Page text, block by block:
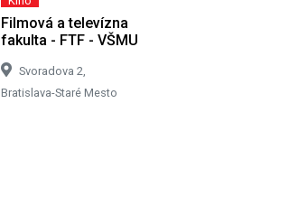
Filmová a televízna
fakulta - FTF - VŠMU
Svoradova 2,
Bratislava-Staré Mesto